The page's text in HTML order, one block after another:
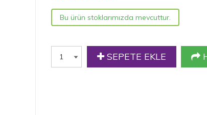
Bu ürün stoklarımızda mevcuttur.
SEPETE EKLE